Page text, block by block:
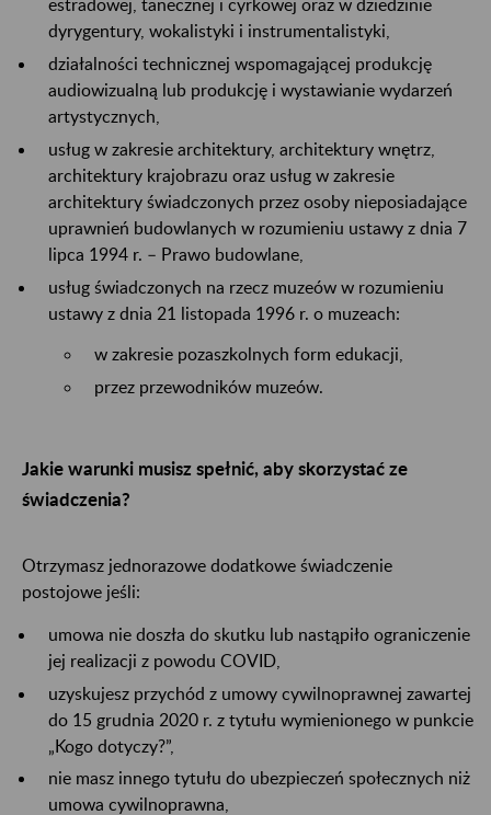
estradowej, tanecznej i cyrkowej oraz w dziedzinie
dyrygentury, wokalistyki i instrumentalistyki,
działalności technicznej wspomagającej produkcję
audiowizualną lub produkcję i wystawianie wydarzeń
artystycznych,
usług w zakresie architektury, architektury wnętrz,
architektury krajobrazu oraz usług w zakresie
architektury świadczonych przez osoby nieposiadające
uprawnień budowlanych w rozumieniu ustawy z dnia 7
lipca 1994 r. – Prawo budowlane,
usług świadczonych na rzecz muzeów w rozumieniu
ustawy z dnia 21 listopada 1996 r. o muzeach:
w zakresie pozaszkolnych form edukacji,
przez przewodników muzeów.
Jakie warunki musisz spełnić, aby skorzystać ze
świadczenia?
Otrzymasz jednorazowe dodatkowe świadczenie
postojowe jeśli:
umowa nie doszła do skutku lub nastąpiło ograniczenie
jej realizacji z powodu COVID,
uzyskujesz przychód z umowy cywilnoprawnej zawartej
do 15 grudnia 2020 r. z tytułu wymienionego w punkcie
„Kogo dotyczy?”,
nie masz innego tytułu do ubezpieczeń społecznych niż
umowa cywilnoprawna,